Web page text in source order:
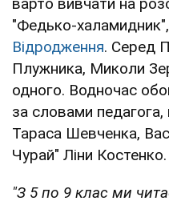
варто вивчати на
"Федько-халамидник",
Відродження. Серед
Плужника, Миколи
одного. Водночас
за словами
Тараса Шевченка,
Чурай" Ліни Костенко.
"З 5 по 9 клас ми